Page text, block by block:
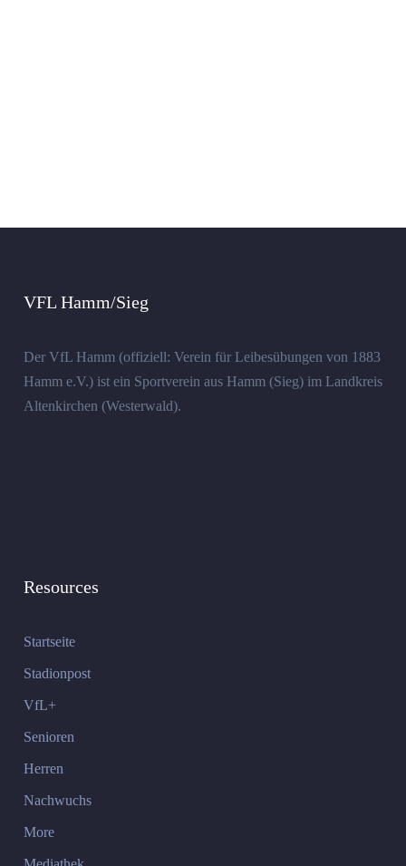
VFL Hamm/Sieg
Der VfL Hamm (offiziell: Verein für Leibesübungen von 1883
Hamm e.V.) ist ein Sportverein aus Hamm (Sieg) im Landkreis
Altenkirchen (Westerwald).
Resources
Startseite
Stadionpost
VfL+
Senioren
Herren
Nachwuchs
More